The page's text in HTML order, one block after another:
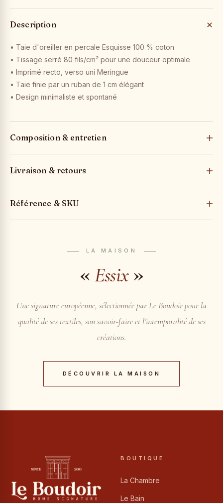
Description
• Taie d'oreiller en percale Esquisse 100 % coton
• Tissage serré 80 fils/cm² pour une douceur optimale
• Imprimé recto, verso uni Meringue
• Taie finie par un ruban de 1 cm élégant
• Design minimaliste et spontané
Composition & entretien
Livraison & retours
Référence & SKU
LA MAISON
« Essix»
Une signature européenne, sélectionnée par Le Boudoir pour la
qualité de ses textiles, son savoir-faire et l’intemporalité de ses
créations.
DÉCOUVRIR LA MAISON
BOUTIQUE
La Chambre
Le Bain